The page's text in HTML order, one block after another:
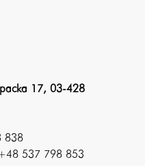
17, 03-428
838
537 798 853